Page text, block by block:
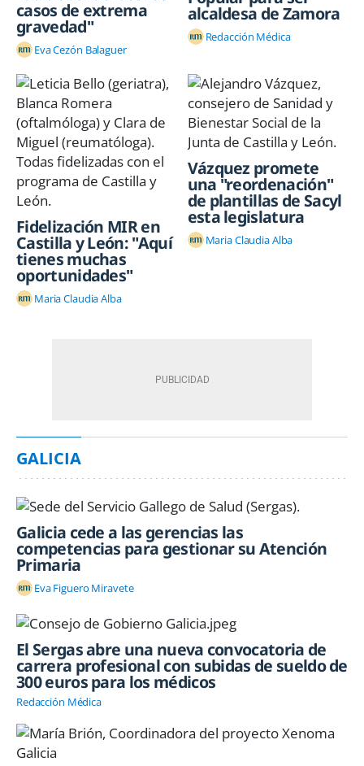
casos de extrema
gravedad"
Eva Cezón Balaguer
alcaldesa de Zamora
Redacción Médica
Fidelización MIR en
Castilla y León: "Aquí
tienes muchas
oportunidades"
Maria Claudia Alba
Vázquez promete
una "reordenación"
de plantillas de Sacyl
esta legislatura
Maria Claudia Alba
GALICIA
Galicia cede a las gerencias las
competencias para gestionar su Atención
Primaria
Eva Figuero Miravete
El Sergas abre una nueva convocatoria de
carrera profesional con subidas de sueldo de
300 euros para los médicos
Redacción Médica